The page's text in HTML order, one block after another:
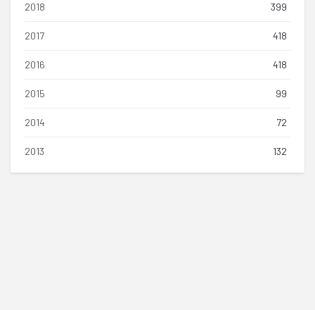
2018 399
2017 418
2016 418
2015 99
2014 72
2013 132